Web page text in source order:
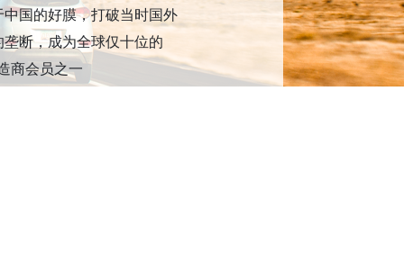
国的好膜，打破当时国外
断，成为全球仅十位的
商会员之一